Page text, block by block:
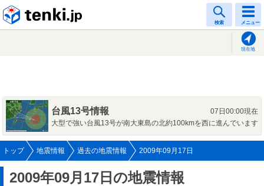
検索 メニュー
現在地
台風13号情報
07日00:00現在
大型で強い台風13号が南大東島の北約100kmを西に進んでいます
トップ 地震情報 過去の地震情報 2009年09月17日
2009年09月17日の地震情報